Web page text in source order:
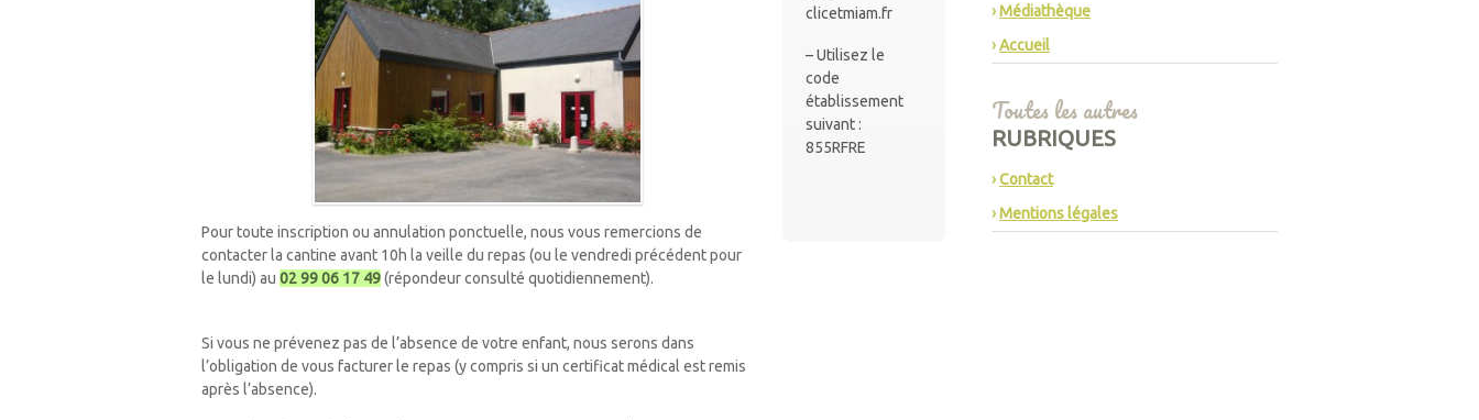
Pour toute inscription ou annulation ponctuelle, nous vous remercions de
contacter la cantine avant 10h la veille du repas (ou le vendredi précédent pour
le lundi) au 02 99 06 17 49(répondeur consulté quotidiennement).
Si vous ne prévenez pas de l’absence de votre enfant, nous serons dans
l’obligation de vous facturer le repas (y compris si un certificat médical est remis
après l’absence).
clicetmiam.fr
– Utilisez le
code
établissement
suivant :
855RFRE
Médiathèque
Accueil
Toutes les autres
RUBRIQUES
Contact
Mentions légales